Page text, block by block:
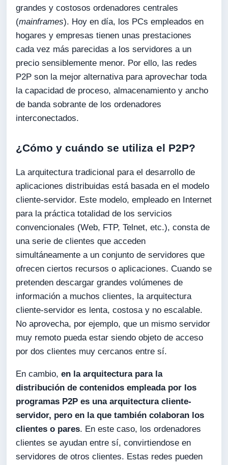
grandes y costosos ordenadores centrales
(mainframes). Hoy en día, los PCs empleados en
hogares y empresas tienen unas prestaciones
cada vez más parecidas a los servidores a un
precio sensiblemente menor. Por ello, las redes
P2P son la mejor alternativa para aprovechar toda
la capacidad de proceso, almacenamiento y ancho
de banda sobrante de los ordenadores
interconectados.
¿Cómo y cuándo se utiliza el P2P?
La arquitectura tradicional para el desarrollo de
aplicaciones distribuidas está basada en el modelo
cliente-servidor. Este modelo, empleado en Internet
para la práctica totalidad de los servicios
convencionales (Web, FTP, Telnet, etc.), consta de
una serie de clientes que acceden
simultáneamente a un conjunto de servidores que
ofrecen ciertos recursos o aplicaciones. Cuando se
pretenden descargar grandes volúmenes de
información a muchos clientes, la arquitectura
cliente-servidor es lenta, costosa y no escalable.
No aprovecha, por ejemplo, que un mismo servidor
muy remoto pueda estar siendo objeto de acceso
por dos clientes muy cercanos entre sí.
En cambio,en la arquitectura para la
distribución de contenidos empleada por los
programas P2P es una arquitectura cliente-
servidor, pero en la que también colaboran los
clientes o pares. En este caso, los ordenadores
clientes se ayudan entre sí, convirtiendose en
servidores de otros clientes. Estas redes pueden